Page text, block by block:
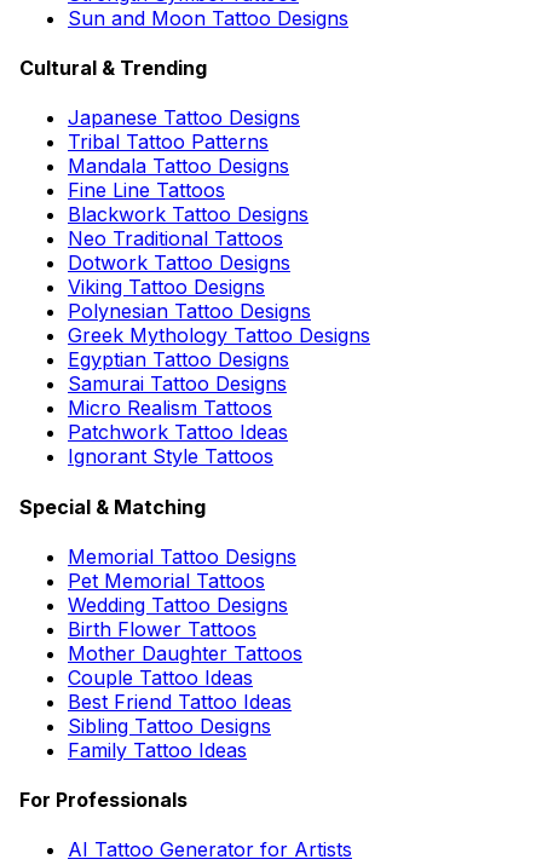
Sun and Moon Tattoo Designs
Cultural & Trending
Japanese Tattoo Designs
Tribal Tattoo Patterns
Mandala Tattoo Designs
Fine Line Tattoos
Blackwork Tattoo Designs
Neo Traditional Tattoos
Dotwork Tattoo Designs
Viking Tattoo Designs
Polynesian Tattoo Designs
Greek Mythology Tattoo Designs
Egyptian Tattoo Designs
Samurai Tattoo Designs
Micro Realism Tattoos
Patchwork Tattoo Ideas
Ignorant Style Tattoos
Special & Matching
Memorial Tattoo Designs
Pet Memorial Tattoos
Wedding Tattoo Designs
Birth Flower Tattoos
Mother Daughter Tattoos
Couple Tattoo Ideas
Best Friend Tattoo Ideas
Sibling Tattoo Designs
Family Tattoo Ideas
For Professionals
AI Tattoo Generator for Artists